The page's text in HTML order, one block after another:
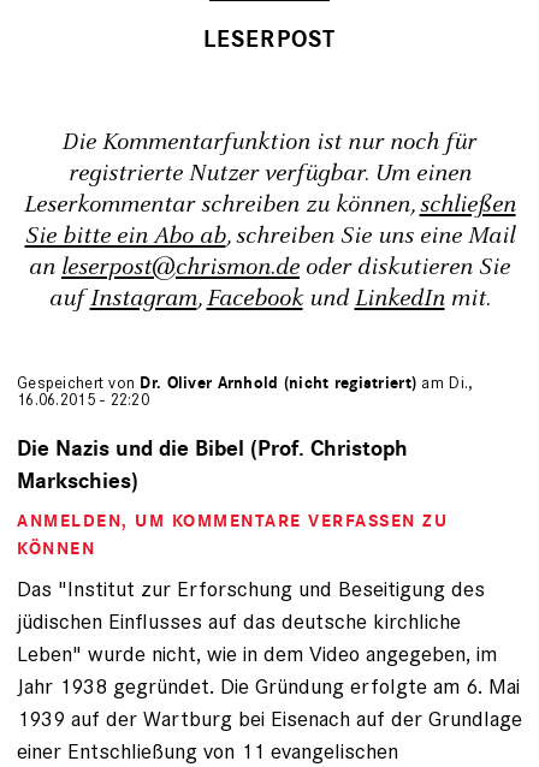
Die Kommentarfunktion ist nur noch für
registrierte Nutzer verfügbar. Um einen
Leserkommentar schreiben zu können,schließen
Sie bitte ein Abo ab, schreiben Sie uns eine Mail
an leserpost@chrismon.de oder diskutieren Sie
aufInstagram,FacebookundLinkedInmit.
Gespeichert von Dr. Oliver Arnhold (nicht registriert) am Di.,
16.06.2015 - 22:20
Die Nazis und die Bibel (Prof. Christoph
Markschies)
ANMELDEN, UM KOMMENTARE VERFASSEN ZU
KÖNNEN
Das "Institut zur Erforschung und Beseitigung des
jüdischen Einflusses auf das deutsche kirchliche
Leben" wurde nicht, wie in dem Video angegeben, im
Jahr 1938 gegründet. Die Gründung erfolgte am 6. Mai
1939 auf der Wartburg bei Eisenach auf der Grundlage
einer Entschließung von 11 evangelischen